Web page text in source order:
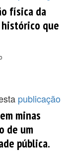
física da
que
publicação
minas
de um
pública.